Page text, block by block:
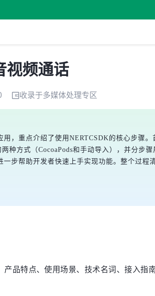
视频通话
收录于多媒体处理专区
，重点介绍了使用NERTCSDK的核心步骤
种方式（CocoaPods和手动导入），并分步
步帮助开发者快速上手实现功能。整个过程
品特点、使用场景、技术名词、接入